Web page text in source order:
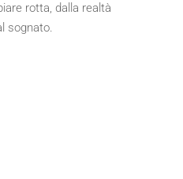
rotta, dalla realtà
sognato.